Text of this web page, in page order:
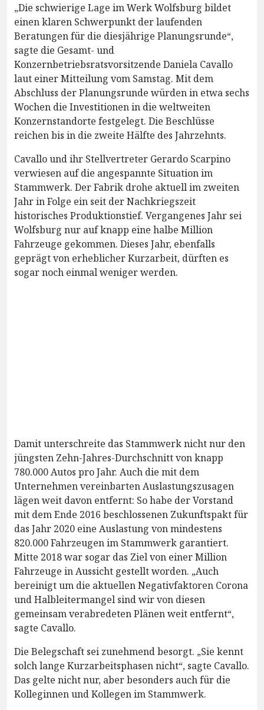
„Die schwierige Lage im Werk Wolfsburg bildet
einen klaren Schwerpunkt der laufenden
Beratungen für die diesjährige Planungsrunde“,
sagte die Gesamt- und
Konzernbetriebsratsvorsitzende Daniela Cavallo
laut einer Mitteilung vom Samstag. Mit dem
Abschluss der Planungsrunde würden in etwa sechs
Wochen die Investitionen in die weltweiten
Konzernstandorte festgelegt. Die Beschlüsse
reichen bis in die zweite Hälfte des Jahrzehnts.
Cavallo und ihr Stellvertreter Gerardo Scarpino
verwiesen auf die angespannte Situation im
Stammwerk. Der Fabrik drohe aktuell im zweiten
Jahr in Folge ein seit der Nachkriegszeit
historisches Produktionstief. Vergangenes Jahr sei
Wolfsburg nur auf knapp eine halbe Million
Fahrzeuge gekommen. Dieses Jahr, ebenfalls
geprägt von erheblicher Kurzarbeit, dürften es
sogar noch einmal weniger werden.
Damit unterschreite das Stammwerk nicht nur den
jüngsten Zehn-Jahres-Durchschnitt von knapp
780.000 Autos pro Jahr. Auch die mit dem
Unternehmen vereinbarten Auslastungszusagen
lägen weit davon entfernt: So habe der Vorstand
mit dem Ende 2016 beschlossenen Zukunftspakt für
das Jahr 2020 eine Auslastung von mindestens
820.000 Fahrzeugen im Stammwerk garantiert.
Mitte 2018 war sogar das Ziel von einer Million
Fahrzeuge in Aussicht gestellt worden. „Auch
bereinigt um die aktuellen Negativfaktoren Corona
und Halbleitermangel sind wir von diesen
gemeinsam verabredeten Plänen weit entfernt“,
sagte Cavallo.
Die Belegschaft sei zunehmend besorgt. „Sie kennt
solch lange Kurzarbeitsphasen nicht“, sagte Cavallo.
Das gelte nicht nur, aber besonders auch für die
Kolleginnen und Kollegen im Stammwerk.